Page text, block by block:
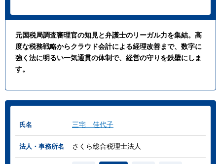
元国税局調査審理官の知見と弁護士のリーガル力を集結。高
度な税務戦略からクラウド会計による経理改善まで、数字に
強く法に明るい一気通貫の体制で、経営の守りを鉄壁にしま
す。
氏名 三宅 佳代子
法人・事務所名 さくら総合税理士法人